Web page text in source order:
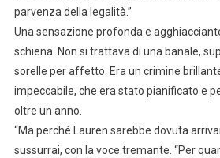
parvenza della legalità.”
Una sensazione profonda e
schiena. Non si trattava di una banale,
sorelle per affetto. Era un crimine
impeccabile, che era stato pianificato e
oltre un anno.
“Ma perché Lauren sarebbe dovuta
sussurrai, con la voce tremante. “Per